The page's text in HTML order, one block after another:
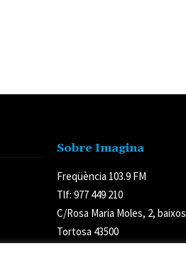
Sobre Imagina
Freqüència 103.9 FM
Tlf: 977 449 210
C/Rosa Maria Moles, 2, baixos
Tortosa 43500